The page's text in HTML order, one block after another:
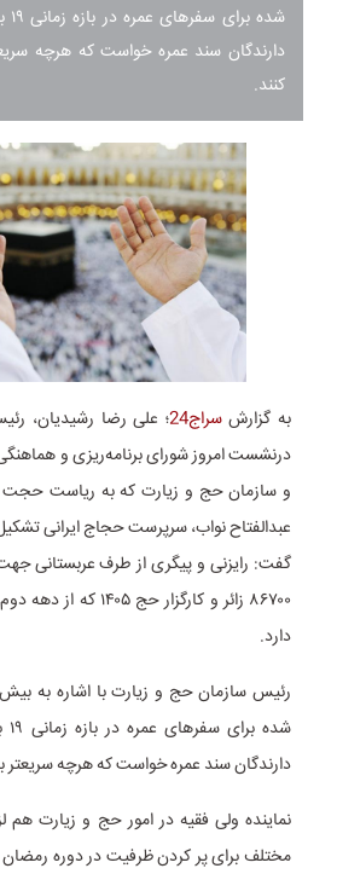
دارندگان سند عمره خواست که هرچه
کنند.
به گزارشسراج24
؛ علی رضا رشیدیان،
درنشست امروز شورای برنامه‌ریزی و
و سازمان حج و زیارت که به ریاست حجت
عبدالفتاح نواب، سرپرست حجاج ایرانی
گفت: رایزنی و پیگری از طرف عربستانی
۸۶۷۰۰ زائر و کارگزار
دارد.
دارندگان سند عمره خواست که هرچه سریعتر
نماینده ولی فقیه در امور حج و زیارت هم
مختلف برای پر کردن ظرفیت در دوره رمضان و